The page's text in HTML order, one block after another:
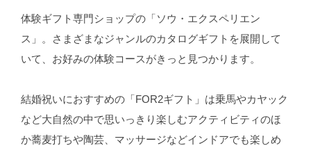
体験ギフト専門ショップの「ソウ・エクスペリエン
ス」。さまざまなジャンルのカタログギフトを展開して
いて、お好みの体験コースがきっと見つかります。
結婚祝いにおすすめの「FOR2ギフト」は乗馬やカヤック
など大自然の中で思いっきり楽しむアクティビティのほ
か蕎麦打ちや陶芸、マッサージなどインドアでも楽しめ